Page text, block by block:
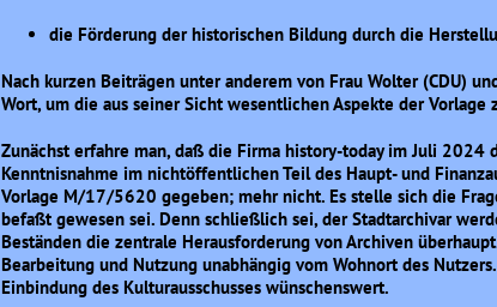
die Förderung der historischen Bildung durch die
Nach kurzen Beiträgen unter anderem von Frau Wolter (CDU)
Wort, um die aus seiner Sicht wesentlichen Aspekte der Vorlage
Zunächst erfahre man, daß die Firma history-today im Juli 2024
Kenntnisnahme im nichtöffentlichen Teil des Haupt- und
Vorlage M/17/5620 gegeben; mehr nicht. Es stelle sich die
befaßt gewesen sei. Denn schließlich sei, der Stadtarchivar
Beständen die zentrale Herausforderung von Archiven
Bearbeitung und Nutzung unabhängig vom Wohnort des
Einbindung des Kulturausschusses wünschenswert.